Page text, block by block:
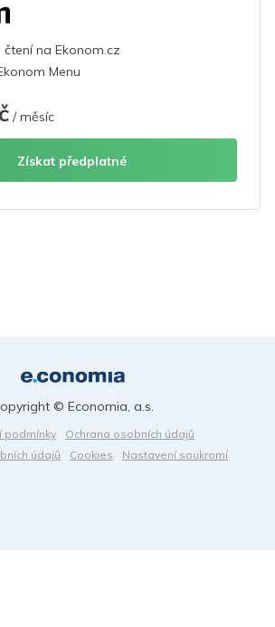
na Ekonom.cz
Menu
/ měsíc
Získat předplatné
podmínky
Ochrana osobních údajů
údajů
Cookies Nastavení soukromí
© Economia, a.s.